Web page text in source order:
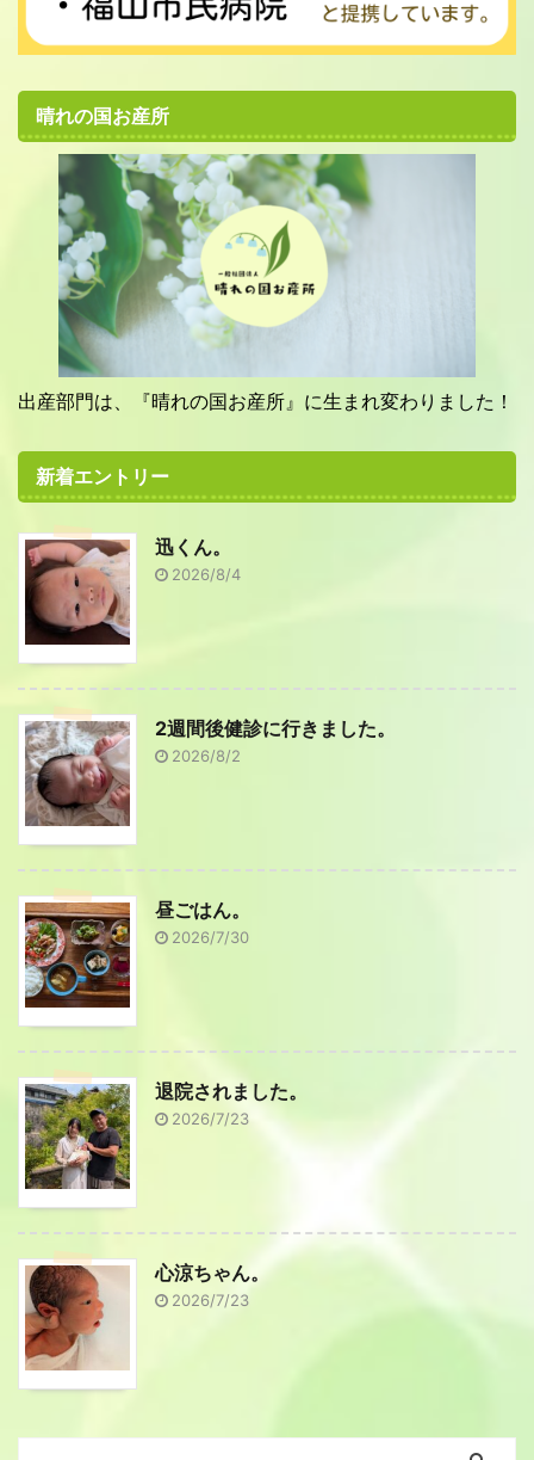
晴れの国お産所
出産部門は、『晴れの国お産所』に生まれ変わりました！
新着エントリー
迅くん。
2026/8/4
2週間後健診に行きました。
2026/8/2
昼ごはん。
2026/7/30
退院されました。
2026/7/23
心涼ちゃん。
2026/7/23